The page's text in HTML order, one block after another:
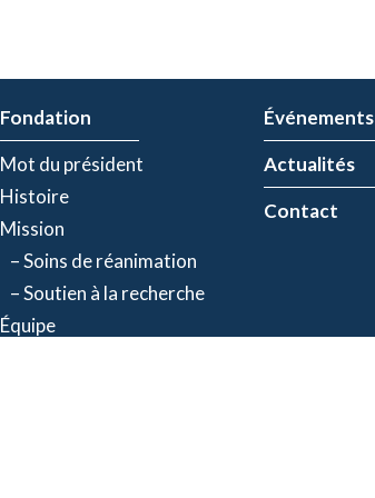
Fondation
Mot du président
Histoire
Mission
– Soins de réanimation
– Soutien à la recherche
Équipe
Événements
Actualités
Contact